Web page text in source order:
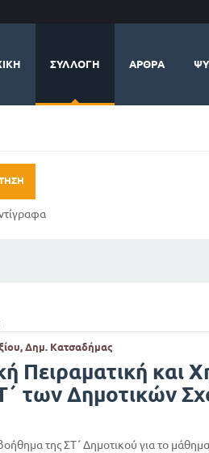
ΣΥΛΛΟΓΉ ΆΡΘΡΑ
Δημ. Κατσαδήμας
Πειραματική και
των Δημοτικών
της ΣΤ΄ Δημοτικού για το